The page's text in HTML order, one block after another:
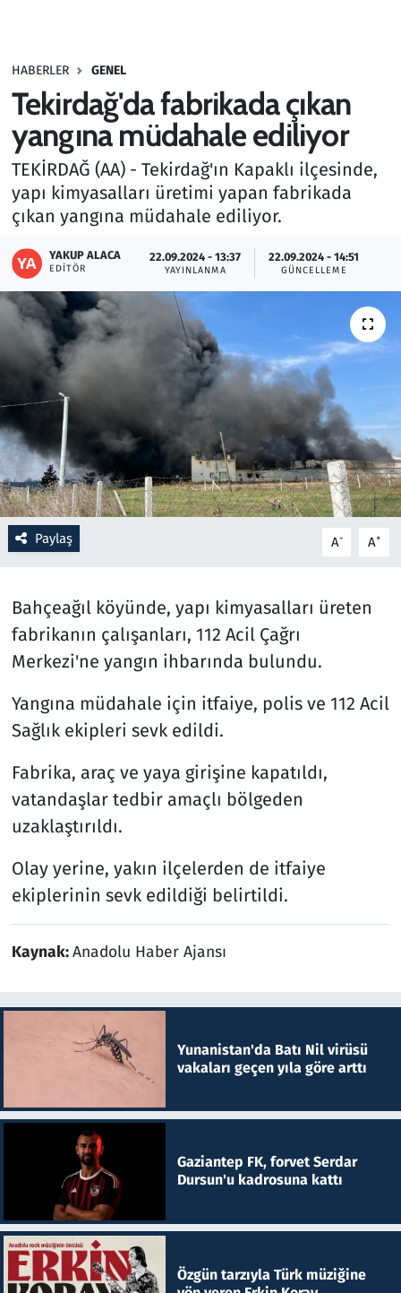
HABERLER GENEL
Tekirdağ'da fabrikada çıkan
yangına müdahale ediliyor
TEKİRDAĞ (AA) - Tekirdağ'ın Kapaklı ilçesinde,
yapı kimyasalları üretimi yapan fabrikada
çıkan yangına müdahale ediliyor.
YAKUP ALACA
EDITÖR
22.09.2024 - 13:37
YAYINLANMA
22.09.2024 - 14:51
GÜNCELLEME
Paylaş A- A+
Bahçeağıl köyünde, yapı kimyasalları üreten
fabrikanın çalışanları, 112 Acil Çağrı
Merkezi'ne yangın ihbarında bulundu.
Yangına müdahale için itfaiye, polis ve 112 Acil
Sağlık ekipleri sevk edildi.
Fabrika, araç ve yaya girişine kapatıldı,
vatandaşlar tedbir amaçlı bölgeden
uzaklaştırıldı.
Olay yerine, yakın ilçelerden de itfaiye
ekiplerinin sevk edildiği belirtildi.
Kaynak:Anadolu Haber Ajansı
Yunanistan'da Batı Nil virüsü
vakaları geçen yıla göre arttı
Gaziantep FK, forvet Serdar
Dursun'u kadrosuna kattı
Özgün tarzıyla Türk müziğine
Haber
Kültür Sanat
Kurumsal Haberler
Lezzet Durağı
Memur ve Kamu
Otomobil
Oyun
Ramazan
Resmi İlanlar
Rüya Tabirleri
Sağlık
Seçim 2023
Spor
Teknoloji ve Bilim
Televizyon